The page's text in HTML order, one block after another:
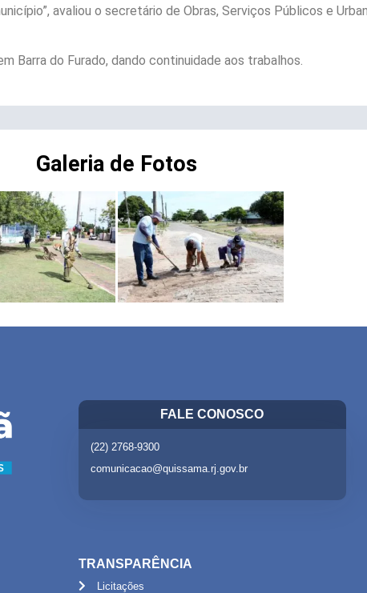
avaliou o secretário de Obras, Serviços Públicos e
Barra do Furado, dando continuidade aos trabalhos.
Galeria de Fotos
FALE CONOSCO
(22) 2768-9300
comunicacao@quissama.rj.gov.br
TRANSPARÊNCIA
Licitações